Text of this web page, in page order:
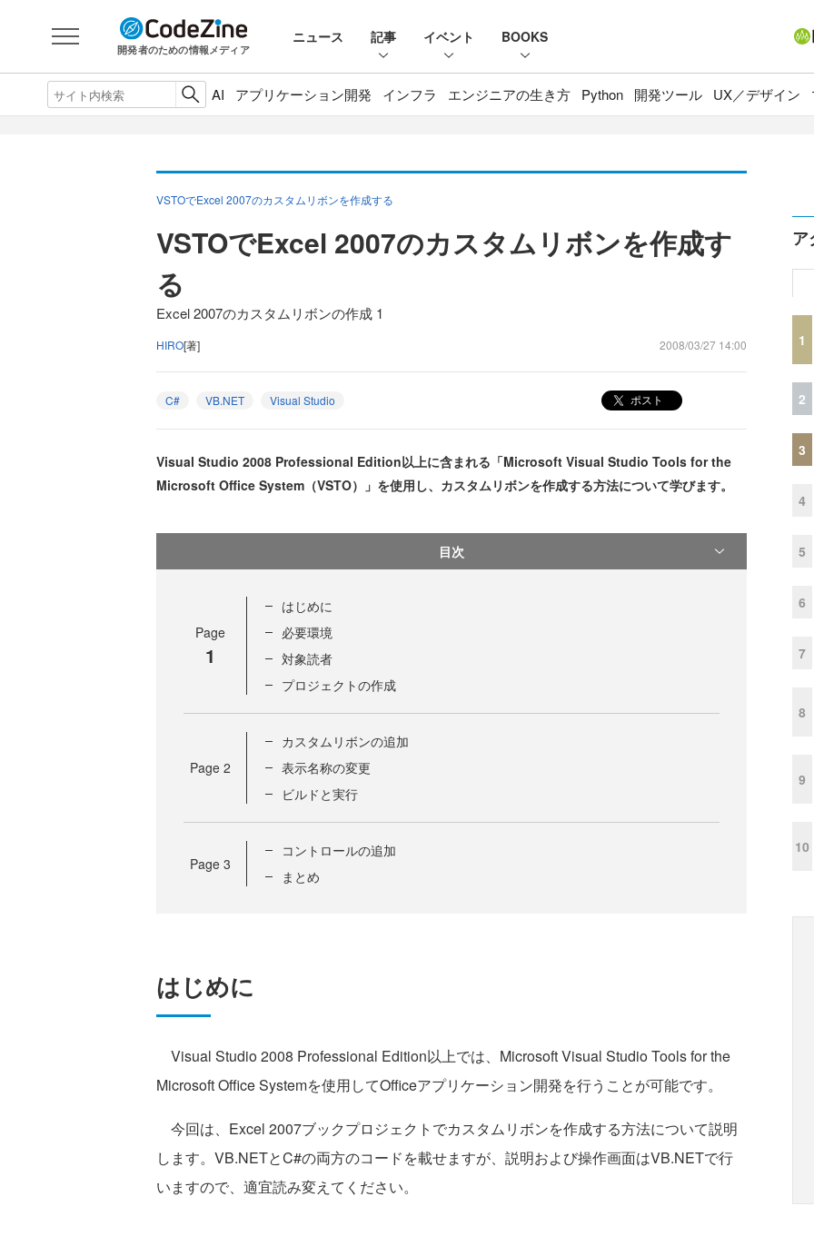
開発者のための情報メディア
ニュース 記事 イベント BOOKS
AI アプリケーション開発 インフラ エンジニアの生き方 Python 開発ツール UX／デザイン
VSTOでExcel 2007のカスタムリボンを作成する
VSTOでExcel 2007のカスタムリボンを作成す
る
Excel 2007のカスタムリボンの作成 1
HIRO[著] 2008/03/27 14:00
C# VB.NET Visual Studio ポスト
Visual Studio 2008 Professional Edition以上に含まれる「Microsoft Visual Studio Tools for the
Microsoft Office System（VSTO）」を使用し、カスタムリボンを作成する方法について学びます。
目次
Page
1
はじめに
必要環境
対象読者
プロジェクトの作成
Page 2
カスタムリボンの追加
表示名称の変更
ビルドと実行
Page 3
コントロールの追加
まとめ
はじめに
Visual Studio 2008 Professional Edition以上では、Microsoft Visual Studio Tools for the
Microsoft Office Systemを使用してOfficeアプリケーション開発を行うことが可能です。
今回は、Excel 2007ブックプロジェクトでカスタムリボンを作成する方法について説明
します。VB.NETとC#の両方のコードを載せますが、説明および操作画面はVB.NETで行
いますので、適宜読み変えてください。
ア
1
2
3
4
5
6
7
8
9
10